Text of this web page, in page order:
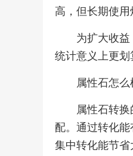
高，但长期使用
为扩大收
统计意义上更划
属性石怎
属性石转
配。通过转化
集中转化能节